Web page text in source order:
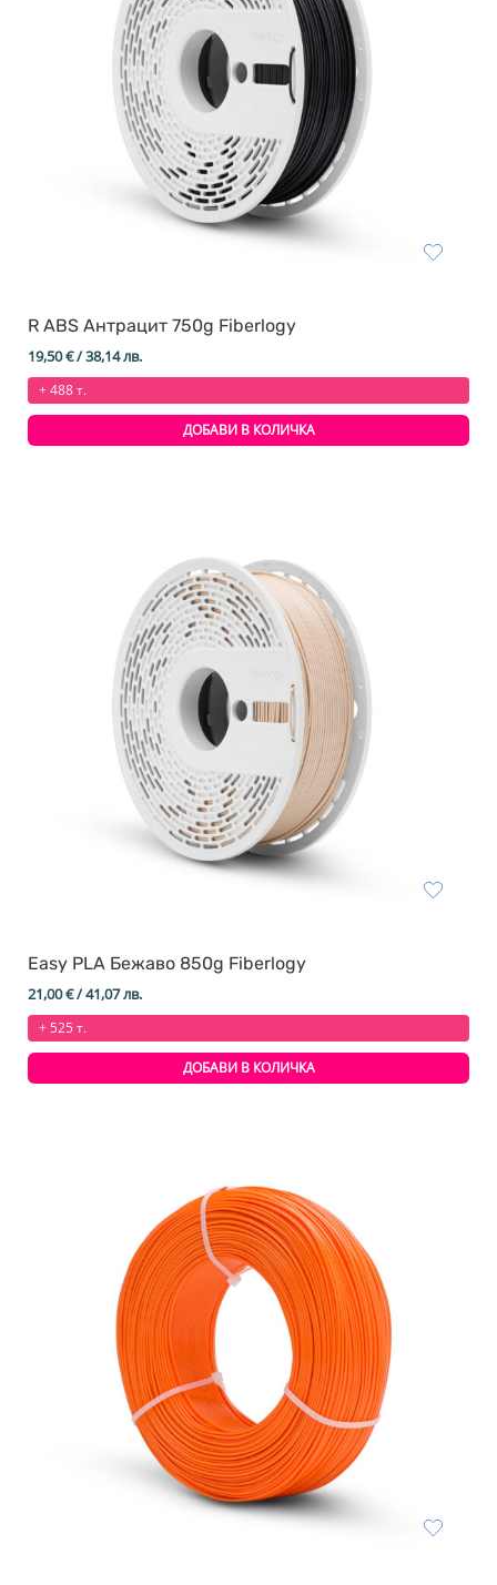
R ABS Антрацит 750g Fiberlogy
19,50€/ 38,14 лв.
+ 488 т.
ДОБАВИ В КОЛИЧКА
Easy PLA Бежаво 850g Fiberlogy
21,00€/ 41,07 лв.
+ 525 т.
ДОБАВИ В КОЛИЧКА